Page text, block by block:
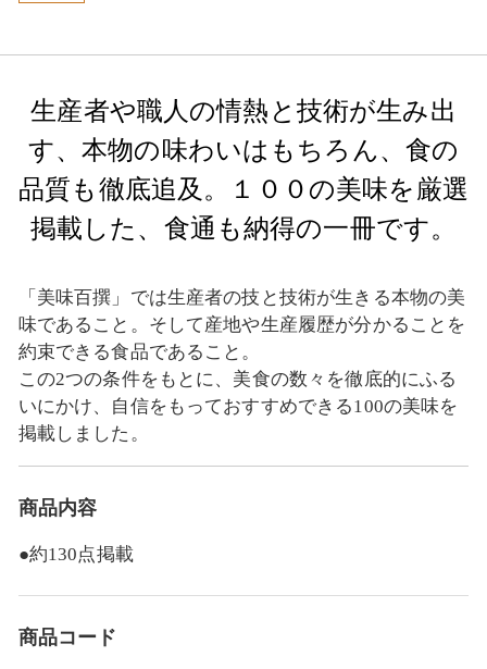
生産者や職人の情熱と技術が生み出
す、本物の味わいはもちろん、食の
品質も徹底追及。１００の美味を厳選
掲載した、食通も納得の一冊です。
「美味百撰」では生産者の技と技術が生きる本物の美
味であること。そして産地や生産履歴が分かることを
約束できる食品であること。
この2つの条件をもとに、美食の数々を徹底的にふる
いにかけ、自信をもっておすすめできる100の美味を
掲載しました。
商品内容
●約130点掲載
商品コード